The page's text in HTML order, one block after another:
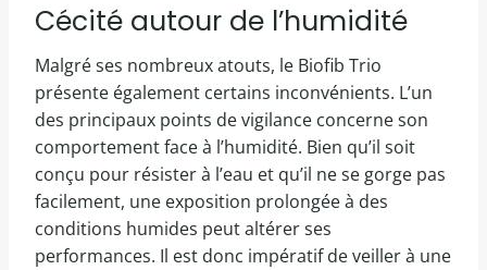
Cécité autour de l’humidité
Malgré ses nombreux atouts, le Biofib Trio
présente également certains inconvénients. L’un
des principaux points de vigilance concerne son
comportement face à l’humidité. Bien qu’il soit
conçu pour résister à l’eau et qu’il ne se gorge pas
facilement, une exposition prolongée à des
conditions humides peut altérer ses
performances. Il est donc impératif de veiller à une